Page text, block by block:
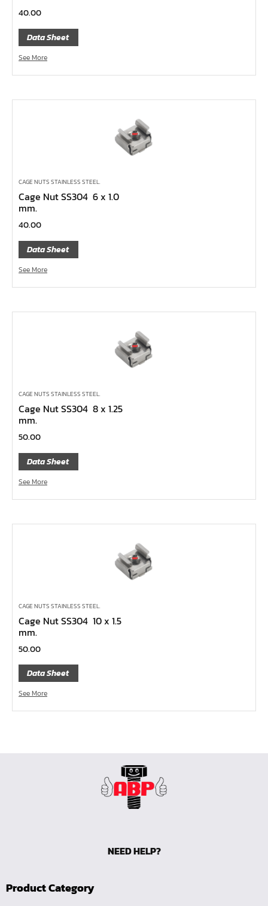
หน้าแปลนเหล็กคอสูง JEF WNRF 300P
หน้าแปลนเหล็กคอสูง JEF WNRF PN40
หน้าแปลนเหล็กคอสูง JEF WNRF PN16
หน้าแปลนเหล็กคอสูง JEF WNRF 150P
หน้าแปลนเหล็กบอด JEF 150P RF ชุบกัลวาไนซ์
หน้าแปลนเชื่อมเหล็กบอด JEF 150P RF
หน้าแปลนเชื่อมเหล็ก JEF 150P RF ชุบกัลวาไนซ์
หน้าแปลนเชื่อมเหล็ก JEF 300P RF
ประแจตะขอ
คีมตัดสายเคเบิ้ล
คีมย้ำสายไฟ
คีมล๊อค
คีมหนีบ-ถ่างแหวน
คีมปากแหลม
บ๊อกซ์เดือยโผล่ Z-Series หกเหลี่ยม,ท๊อกซ์ ขนาด 1/4",
3/8", 1/2"
ด้ามฟรี, ด้ามบ๊อกซ์ Z-Series ขนาด 1/4", 3/8", 1/2"
ลูกบ๊อกซ์ สั้น, ยาว Koken Z-Series ขนาด 1/4", 3/8", 1/2"
ข้อต่อ Z-Series ขนาด 1/4", 3/8", 1/2"
ซ็อกเก็ต Z-Series
ลูกบ๊อกซ์ การบิน
ไขควงตอก
ด้ามฟรี
บ๊อกซ์เดือยโผล่
ประแจตะขอ
ประแจ L หกเหลี่ยม,ท๊อกซ์,หัวบ๊อกซ์
เหล็กส่ง, เหล็กสกัด, เหล็กตอก
ค้อน
ประแจ-แหวน-ปากตาย
ข้อต่อทองเหลือง,copperลม
40.00
Data Sheet
See More
CAGE NUTS STAINLESS STEEL.
Cage Nut SS304 6 x 1.0
mm.
40.00
Data Sheet
See More
CAGE NUTS STAINLESS STEEL.
Cage Nut SS304 8 x 1.25
mm.
50.00
Data Sheet
See More
CAGE NUTS STAINLESS STEEL.
Cage Nut SS304 10 x 1.5
mm.
50.00
Data Sheet
See More
NEED HELP?
Product Category